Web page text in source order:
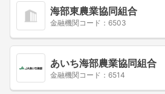
海部東農業協同組合
金融機関コード：6503
あいち海部農業協同組合
金融機関コード：6514